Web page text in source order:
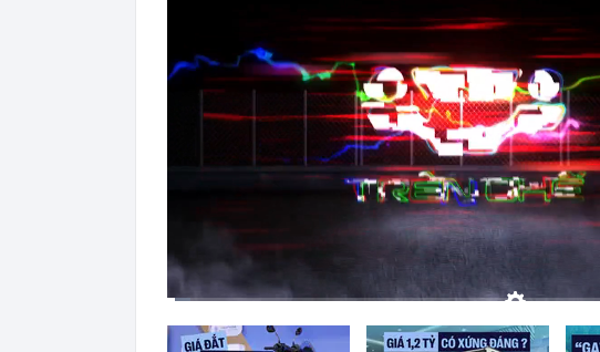
CurrentDuration